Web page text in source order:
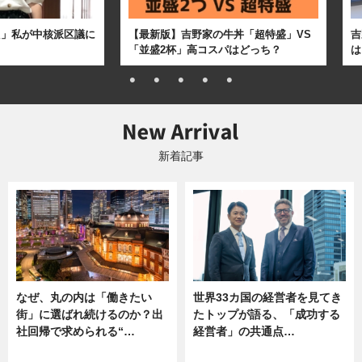
私が中核派区議に
【最新版】吉野家の牛丼「超特盛」VS
「並盛2杯」高コスパはどっち？
新着記事
なぜ、丸の内は「働きたい
街」に選ばれ続けるのか？出
社回帰で求められる“…
世界33カ国の経営者を見てき
たトップが語る、「成功する
経営者」の共通点…